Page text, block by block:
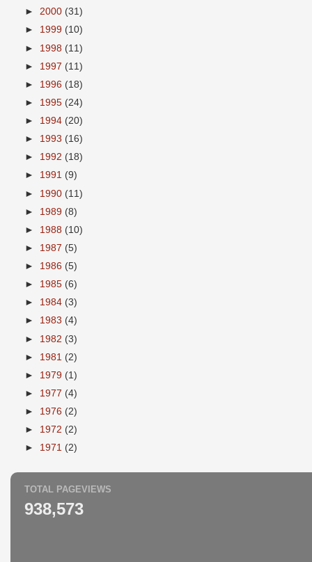
► 2000 (31)
► 1999 (10)
► 1998 (11)
► 1997 (11)
► 1996 (18)
► 1995 (24)
► 1994 (20)
► 1993 (16)
► 1992 (18)
► 1991 (9)
► 1990 (11)
► 1989 (8)
► 1988 (10)
► 1987 (5)
► 1986 (5)
► 1985 (6)
► 1984 (3)
► 1983 (4)
► 1982 (3)
► 1981 (2)
► 1979 (1)
► 1977 (4)
► 1976 (2)
► 1972 (2)
► 1971 (2)
TOTAL PAGEVIEWS
938,573